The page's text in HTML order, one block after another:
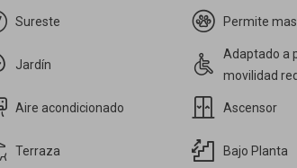
Sureste Permite
Jardín
Adaptado a
movilidad
Aire acondicionado Ascensor
Terraza Bajo Planta